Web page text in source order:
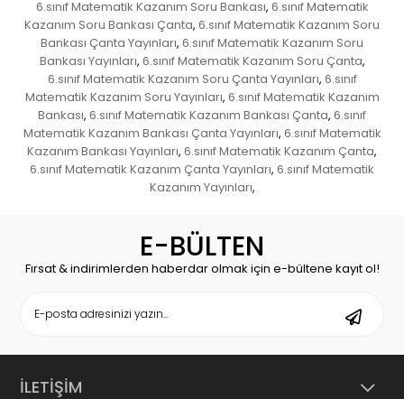
6.sınıf Matematik Kazanım Soru Bankası, 6.sınıf Matematik
Kazanım Soru Bankası Çanta, 6.sınıf Matematik Kazanım Soru
Bankası Çanta Yayınları, 6.sınıf Matematik Kazanım Soru
Bankası Yayınları, 6.sınıf Matematik Kazanım Soru Çanta,
6.sınıf Matematik Kazanım Soru Çanta Yayınları, 6.sınıf
Matematik Kazanım Soru Yayınları, 6.sınıf Matematik Kazanım
Bankası, 6.sınıf Matematik Kazanım Bankası Çanta, 6.sınıf
Matematik Kazanım Bankası Çanta Yayınları, 6.sınıf Matematik
Kazanım Bankası Yayınları, 6.sınıf Matematik Kazanım Çanta,
6.sınıf Matematik Kazanım Çanta Yayınları, 6.sınıf Matematik
Kazanım Yayınları,
E-BÜLTEN
Fırsat & indirimlerden haberdar olmak için e-bültene kayıt ol!
İLETİŞİM